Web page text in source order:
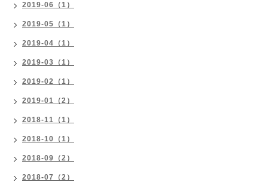
2019-06（1）
2019-05（1）
2019-04（1）
2019-03（1）
2019-02（1）
2019-01（2）
2018-11（1）
2018-10（1）
2018-09（2）
2018-07（2）